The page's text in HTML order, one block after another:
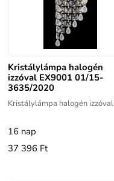
Kristálylámpa halogén
izzóval EX9001 01/15-
3635/2020
Kristálylámpa halogén izzóval
16 nap
37 396 Ft